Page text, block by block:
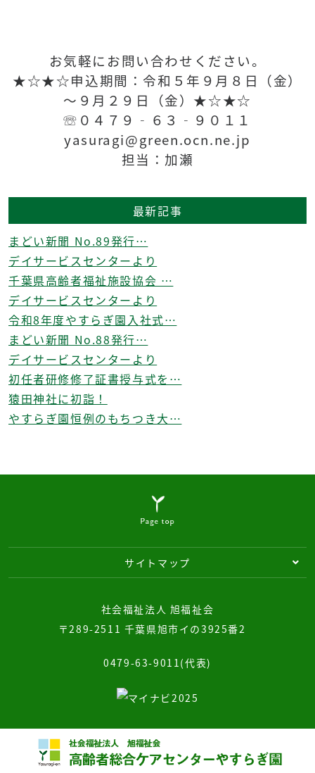
お気軽にお問い合わせください。
★☆★☆申込期間：令和５年９月８日（金）
～９月２９日（金）★☆★☆
☏０４７９‐６３‐９０１１
yasuragi@green.ocn.ne.jp
担当：加瀬
最新記事
まどい新聞 No.89発行…
デイサービスセンターより
千葉県高齢者福祉施設協会 …
デイサービスセンターより
令和8年度やすらぎ園入社式…
まどい新聞 No.88発行…
デイサービスセンターより
初任者研修修了証書授与式を…
猿田神社に初詣！
やすらぎ園恒例のもちつき大…
サイトマップ
社会福祉法人 旭福祉会
〒289-2511 千葉県旭市イの3925番2
0479-63-9011(代表)